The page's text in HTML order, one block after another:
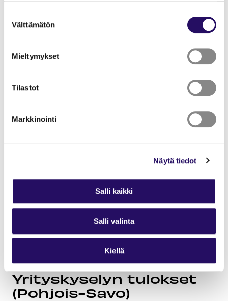
Lue lisää sivustostamme ja evästeistä
valinta
Välttämätön
Mieltymykset
Tilastot
Markkinointi
Näytä tiedot
Salli kaikki
Salli valinta
Kiellä
Tietoisku 5:
Rekrytoinnin käytännöt
Aika: 5.6.2025, klo 8.15-9.00
/ ilmainen webinaari,
Esittäjä
yritysten sekä kansallisten toimijoiden rekrytoinnin
myös jo Suomessa olevia kansainvälisiä osaajia.
Selvitys on koonnut tietoa yrityksen valmiuksista ja
perehdyttämisestä ja ottamisesta osaksi työyhteisöä.
Esityksessä nostetaan esiin esimerkkejä Pohjois-
Savon alueelta. Esitys pohjautuu PIKEUS-
Lue artikkeli ja lataa esitys
Tietoisku 6:
Yrityskyselyn tulokset
(Pohjois-Savo)